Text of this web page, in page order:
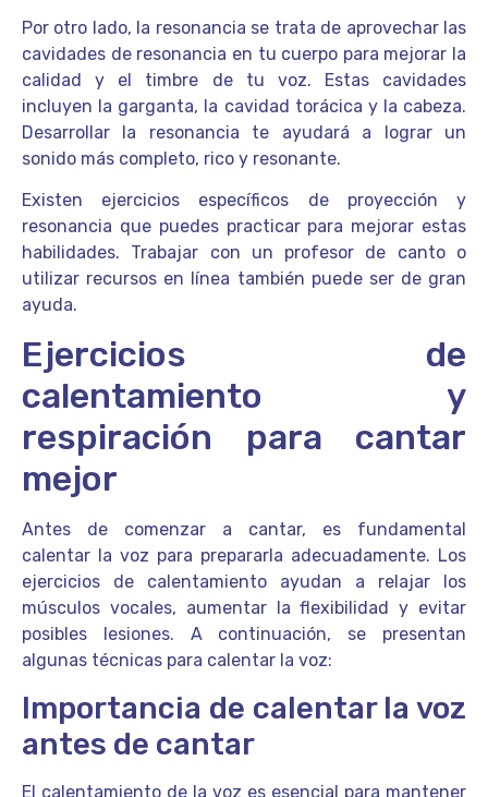
Por otro lado, la resonancia se trata de aprovechar las
cavidades de resonancia en tu cuerpo para mejorar la
calidad y el timbre de tu voz. Estas cavidades
incluyen la garganta, la cavidad torácica y la cabeza.
Desarrollar la resonancia te ayudará a lograr un
sonido más completo, rico y resonante.
Existen ejercicios específicos de proyección y
resonancia que puedes practicar para mejorar estas
habilidades. Trabajar con un profesor de canto o
utilizar recursos en línea también puede ser de gran
ayuda.
Ejercicios de
calentamiento y
respiración para cantar
mejor
Antes de comenzar a cantar, es fundamental
calentar la voz para prepararla adecuadamente. Los
ejercicios de calentamiento ayudan a relajar los
músculos vocales, aumentar la flexibilidad y evitar
posibles lesiones. A continuación, se presentan
algunas técnicas para calentar la voz:
Importancia de calentar la voz
antes de cantar
El calentamiento de la voz es esencial para mantener